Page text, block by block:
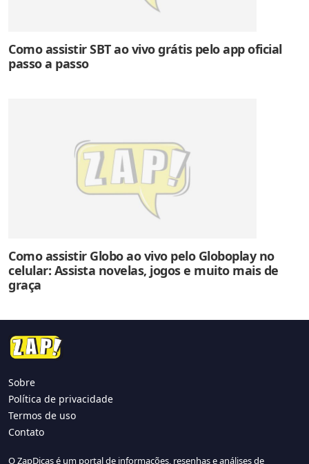
Como assistir SBT ao vivo grátis pelo app oficial
passo a passo
Como assistir Globo ao vivo pelo Globoplay no
celular: Assista novelas, jogos e muito mais de
graça
Sobre
Política de privacidade
Termos de uso
Contato
O ZapDicas é um portal de informações, resenhas e análises de